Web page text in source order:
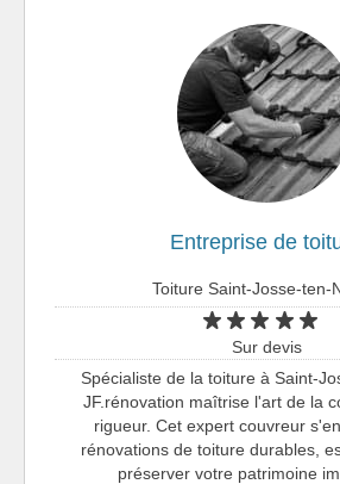
Entreprise de
Toiture Saint-Josse-ten-
Sur devis
Spécialiste de la toiture à Saint-
JF.rénovation maîtrise l'art de la
rigueur. Cet expert couvreur
rénovations de toiture durables,
préserver votre patrimoine